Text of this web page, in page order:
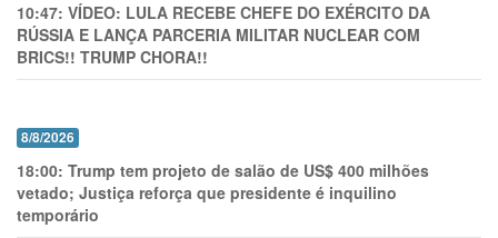
10:47: VÍDEO: LULA RECEBE CHEFE DO EXÉRCITO DA
RÚSSIA E LANÇA PARCERIA MILITAR NUCLEAR COM
BRICS!! TRUMP CHORA!!
8/8/2026
18:00: Trump tem projeto de salão de US$ 400 milhões
vetado; Justiça reforça que presidente é inquilino
temporário